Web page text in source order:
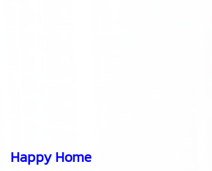
Happy Home